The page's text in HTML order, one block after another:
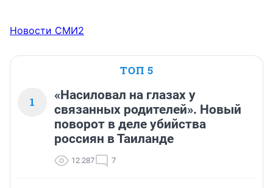
Новости СМИ2
ТОП 5
1
«Насиловал на глазах у
связанных родителей». Новый
поворот в деле убийства
россиян в Таиланде
12 287 7